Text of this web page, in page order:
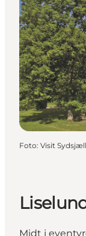
Foto: Visit
Midt i